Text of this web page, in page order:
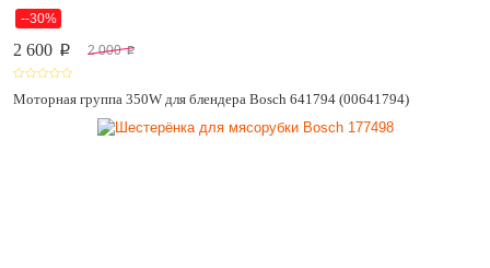
--30%
2 600 p 2 000 p
Моторная группа 350W для блендера Bosch 641794 (00641794)